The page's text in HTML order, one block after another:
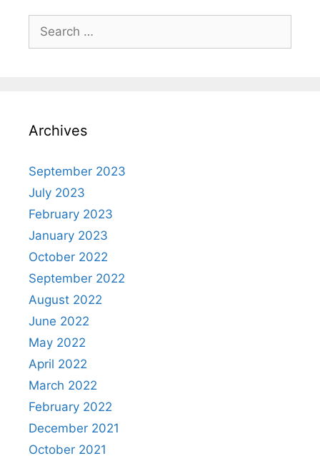
Archives
September 2023
July 2023
February 2023
January 2023
October 2022
September 2022
August 2022
June 2022
May 2022
April 2022
March 2022
February 2022
December 2021
October 2021